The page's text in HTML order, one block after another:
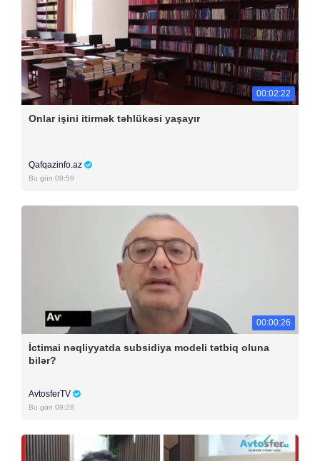
00:02:22
Onlar işini itirmək təhlükəsi yaşayır
Qafqazinfo.az
Bu gün 09:59
00:00:26
İctimai nəqliyyatda subsidiya modeli tətbiq oluna
bilər?
AvtosferTV
Bu gün 09:28